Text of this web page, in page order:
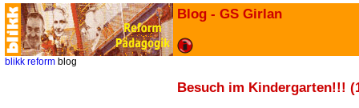
Blog - GS Girlan
blikk reform blog
Besuch im Kindergarten!!!